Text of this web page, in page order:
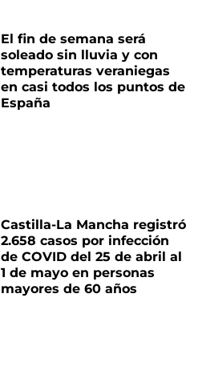
El fin de semana será
soleado sin lluvia y con
temperaturas veraniegas
en casi todos los puntos de
España
Castilla-La Mancha registró
2.658 casos por infección
de COVID del 25 de abril al
1 de mayo en personas
mayores de 60 años